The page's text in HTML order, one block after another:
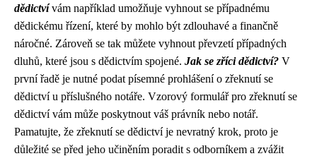
dědictvívám například umožňuje vyhnout se případnému
dědickému řízení, které by mohlo být zdlouhavé a finančně
náročné. Zároveň se tak můžete vyhnout převzetí případných
dluhů, které jsou s dědictvím spojené. Jak se zříci dědictví? V
první řadě je nutné podat písemné prohlášení o zřeknutí se
dědictví u příslušného notáře. Vzorový formulář pro zřeknutí se
dědictví vám může poskytnout váš právník nebo notář.
Pamatujte, že zřeknutí se dědictví je nevratný krok, proto je
důležité se před jeho učiněním poradit s odborníkem a zvážit